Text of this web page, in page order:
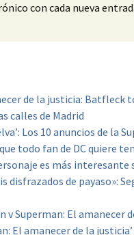
con cada nueva
de la justicia: Batfleck
calles de Madrid
Los 10 anuncios de la
todo fan de DC quiere
es más interesante
disfrazados de payaso»:
v Superman: El amanecer
El amanecer de la